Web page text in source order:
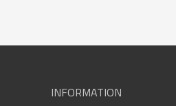
INFORMATION